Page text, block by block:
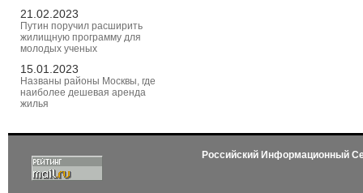
21.02.2023
Путин поручил расширить
жилищную программу для
молодых ученых
15.01.2023
Названы районы Москвы, где
наиболее дешевая аренда
жилья
Российский Информационный